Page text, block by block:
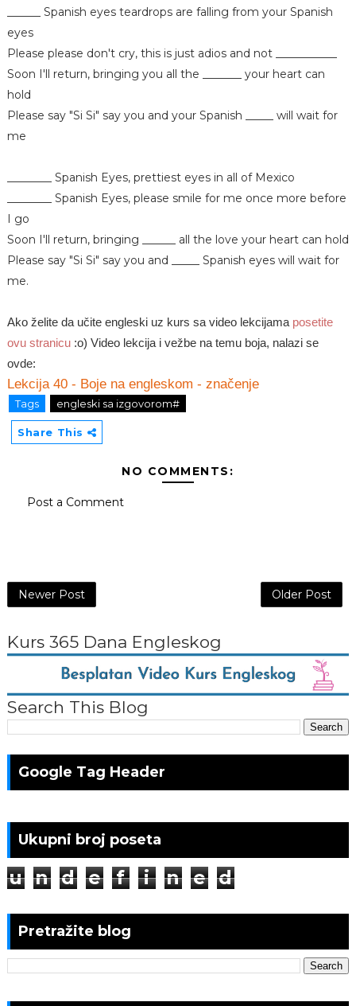
______ Spanish eyes teardrops are falling from your Spanish
eyes
Please please don't cry, this is just adios and not ___________
Soon I'll return, bringing you all the _______ your heart can
hold
Please say "Si Si" say you and your Spanish _____ will wait for
me
________ Spanish Eyes, prettiest eyes in all of Mexico
________ Spanish Eyes, please smile for me once more before
I go
Soon I'll return, bringing ______ all the love your heart can hold
Please say "Si Si" say you and _____ Spanish eyes will wait for
me.
Ako želite da učite engleski uz kurs sa video lekcijama posetite
ovu stranicu:o) Video lekcija i vežbe na temu boja, nalazi se
ovde:
Lekcija 40 - Boje na engleskom - značenje
Tags engleski sa izgovorom#
Share This
NO COMMENTS:
Post a Comment
Newer Post Older Post
Kurs 365 Dana Engleskog
Search This Blog
Google Tag Header
Ukupni broj poseta
u n d e f i n e d
Pretražite blog